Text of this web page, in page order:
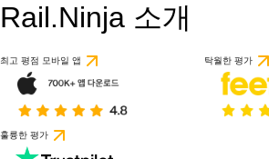
Rail.Ninja 소개
최고 평점 모바일 앱 탁월한 평가
훌륭한 평가